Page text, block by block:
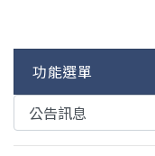
功能選單